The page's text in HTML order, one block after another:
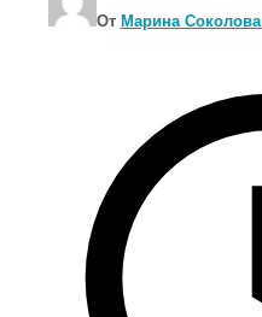
От Марина Соколова